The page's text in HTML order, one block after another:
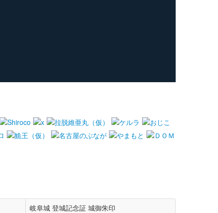
岐阜城 登城記念証 城御朱印